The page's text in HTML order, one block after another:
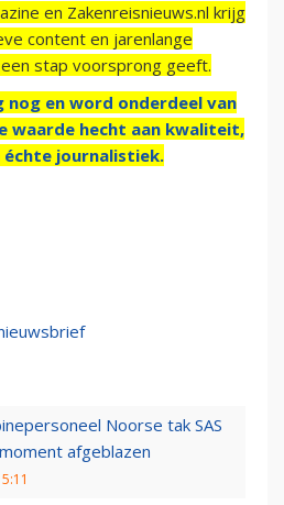
en Zakenreisnieuws.nl krijg
content en jarenlange
stap voorsprong geeft.
nog en word onderdeel van
waarde hecht aan kwaliteit,
journalistiek.
Noorse tak SAS
afgeblazen